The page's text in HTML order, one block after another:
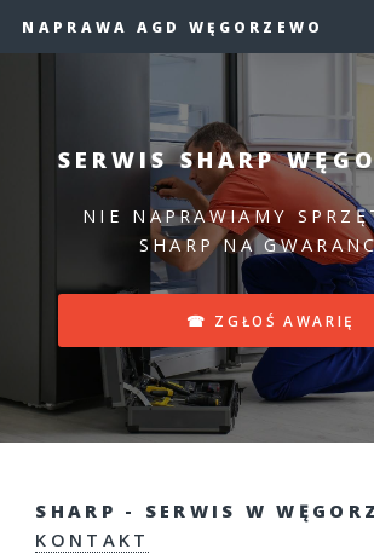
NAPRAWA AGD WĘGORZEWO
SERWIS SHARP
NIE NAPRAWIAMY
SHARP NA
☎ ZGŁOŚ AWARIĘ
SHARP - SERWIS W
KONTAKT